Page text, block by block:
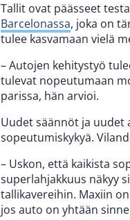
Tallit ovat päässeet
Barcelonassa, joka on
tulee kasvamaan vielä
– Autojen kehitystyö
tulevat nopeutumaan
parissa, hän arvioi.
Uudet säännöt ja
sopeutumiskykyä.
– Uskon, että kaikista
superlahjakkuus näkyy
tallikavereihin. Maxiin
jos auto on yhtään